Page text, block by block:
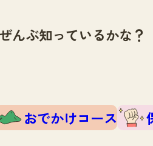
んぶ知っているかな？
おでかけコース